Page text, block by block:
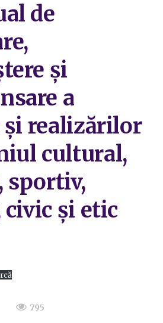
de
și
a
realizărilor
cultural,
civic și etic
795